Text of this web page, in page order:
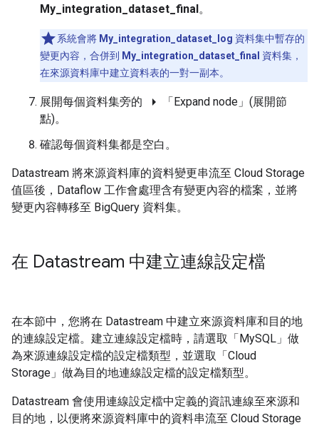
My_integration_dataset_final 。
系統會將 My_integration_dataset_log 資料集中暫存的
變更內容，合併到 My_integration_dataset_final 資料集，
在來源資料庫中建立資料表的一對一副本。
展開每個資料集旁的 arrow_right
「Expand node」(展開節
點)。
確認每個資料集都是空白。
Datastream 將來源資料庫的資料變更串流至 Cloud Storage
值區後，Dataflow 工作會處理含有變更內容的檔案，並將
變更內容轉移至 BigQuery 資料集。
在 Datastream 中建立連線設定檔
在本節中，您將在 Datastream 中建立來源資料庫和目的地
的連線設定檔。建立連線設定檔時，請選取「MySQL」 做
為來源連線設定檔的設定檔類型，並選取「Cloud
Storage」 做為目的地連線設定檔的設定檔類型。
Datastream 會使用連線設定檔中定義的資訊連線至來源和
目的地，以便將來源資料庫中的資料串流至 Cloud Storage